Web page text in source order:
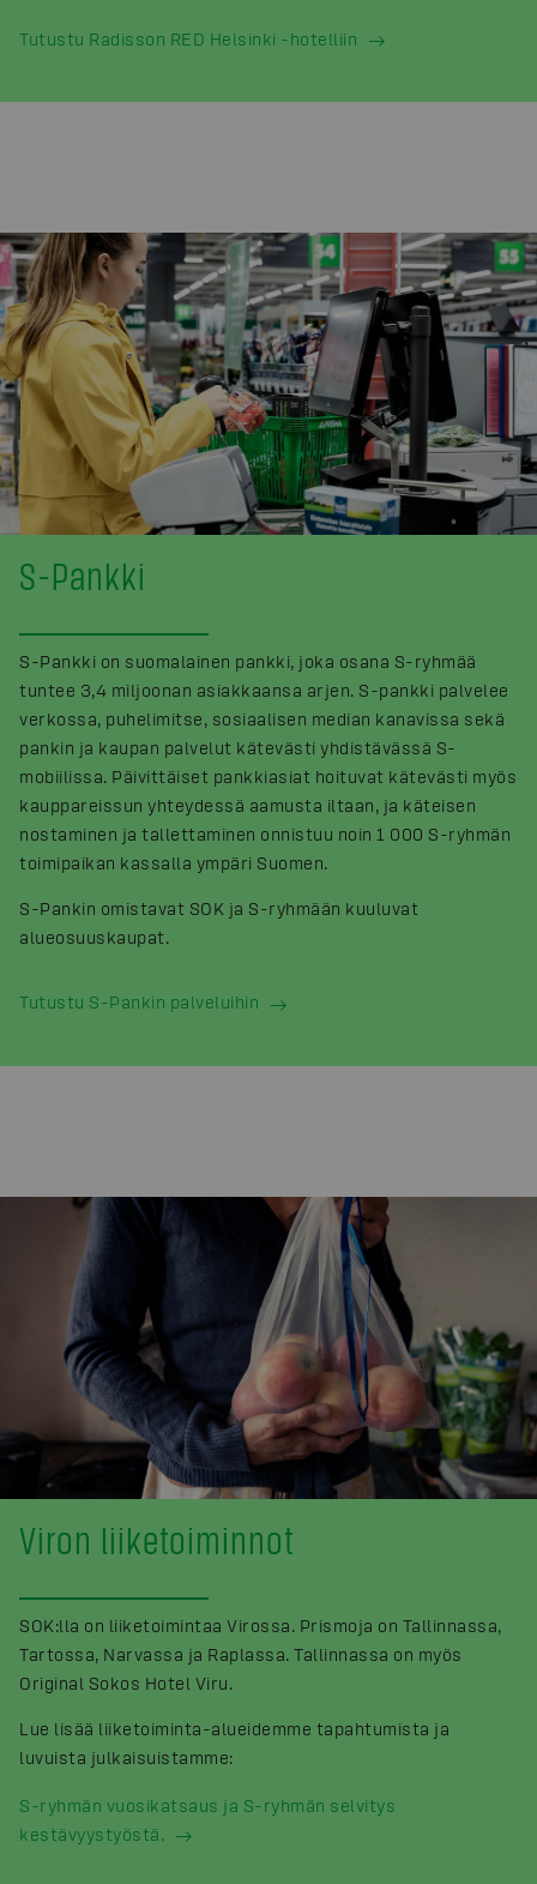
Tutustu Radisson RED Helsinki -hotelliin
S-Pankki
S-Pankki on suomalainen pankki, joka osana S-ryhmää
tuntee 3,4 miljoonan asiakkaansa arjen. S-pankki palvelee
verkossa, puhelimitse, sosiaalisen median kanavissa sekä
pankin ja kaupan palvelut kätevästi yhdistävässä S-
mobiilissa. Päivittäiset pankkiasiat hoituvat kätevästi myös
kauppareissun yhteydessä aamusta iltaan, ja käteisen
nostaminen ja tallettaminen onnistuu noin 1 000 S-ryhmän
toimipaikan kassalla ympäri Suomen.
S-Pankin omistavat SOK ja S-ryhmään kuuluvat
alueosuuskaupat.
Tutustu S-Pankin palveluihin
Viron liiketoiminnot
SOK:lla on liiketoimintaa Virossa. Prismoja on Tallinnassa,
Tartossa, Narvassa ja Raplassa. Tallinnassa on myös
Original Sokos Hotel Viru.
Lue lisää liiketoiminta-alueidemme tapahtumista ja
luvuista julkaisuistamme:
S-ryhmän vuosikatsaus ja S-ryhmän selvitys
kestävyystyöstä.